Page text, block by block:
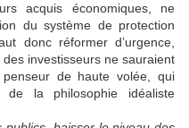
acquis économiques, ne
du système de protection
donc réformer d’urgence,
investisseurs ne sauraient
de haute volée, qui
de la philosophie idéaliste